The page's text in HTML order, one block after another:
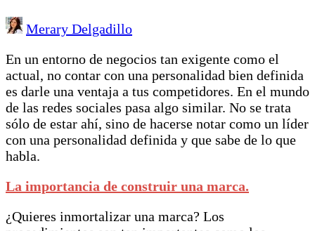
Merary Delgadillo
En un entorno de negocios tan exigente como el
actual, no contar con una personalidad bien definida
es darle una ventaja a tus competidores. En el mundo
de las redes sociales pasa algo similar. No se trata
sólo de estar ahí, sino de hacerse notar como un líder
con una personalidad definida y que sabe de lo que
habla.
La importancia de construir una marca.
¿Quieres inmortalizar una marca? Los